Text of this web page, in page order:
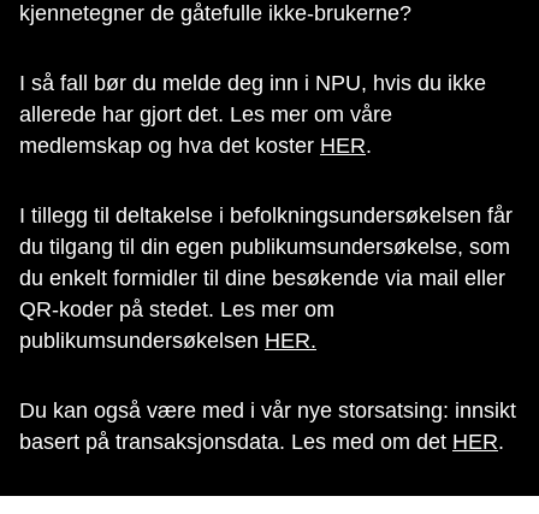
kjennetegner de gåtefulle ikke-brukerne?
I så fall bør du melde deg inn i NPU, hvis du ikke
allerede har gjort det. Les mer om våre
medlemskap og hva det koster HER.
I tillegg til deltakelse i befolkningsundersøkelsen får
du tilgang til din egen publikumsundersøkelse, som
du enkelt formidler til dine besøkende via mail eller
QR-koder på stedet. Les mer om
publikumsundersøkelsen HER.
Du kan også være med i vår nye storsatsing: innsikt
basert på transaksjonsdata. Les med om det HER.